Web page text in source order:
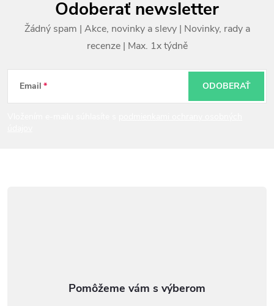
ä
Odoberať newsletter
Email ODOBERAŤ